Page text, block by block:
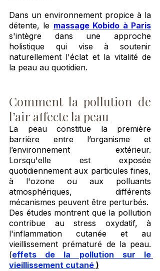
Dans un environnement propice à la
détente, le massage Kobido à Paris
s'intègre dans une approche
holistique qui vise à soutenir
naturellement l'éclat et la vitalité de
la peau au quotidien.
Comment la pollution de
l’air affecte la peau
La peau constitue la première
barrière entre l’organisme et
l’environnement extérieur.
Lorsqu'elle est exposée
quotidiennement aux particules fines,
à l'ozone ou aux polluants
atmosphériques, différents
mécanismes peuvent être perturbés.
Des études montrent que la pollution
contribue au stress oxydatif, à
l'inflammation cutanée et au
vieillissement prématuré de la peau.
(effets de la pollution sur le
vieillissement cutané )